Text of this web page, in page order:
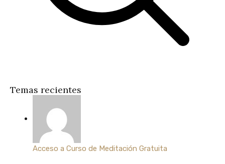
Temas recientes
Acceso a Curso de Meditación Gratuita